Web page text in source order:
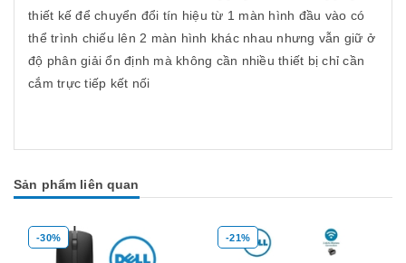
thiết kế để chuyển đổi tín hiệu từ 1 màn hình đầu vào có
thể trình chiếu lên 2 màn hình khác nhau nhưng vẫn giữ ở
độ phân giải ổn định mà không cần nhiều thiết bị chỉ cần
cắm trực tiếp kết nối
Sản phẩm liên quan
-30% -21%